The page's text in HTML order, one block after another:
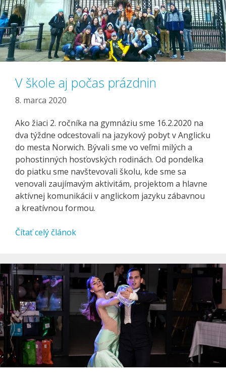
V škole aj počas prázdnin
8. marca 2020
Ako žiaci 2. ročníka na gymnáziu sme 16.2.2020 na
dva týždne odcestovali na jazykový pobyt v Anglicku
do mesta Norwich. Bývali sme vo veľmi milých a
pohostinných hosťovských rodinách. Od pondelka
do piatku sme navštevovali školu, kde sme sa
venovali zaujímavým aktivitám, projektom a hlavne
aktívnej komunikácii v anglickom jazyku zábavnou
a kreatívnou formou.
Čítať celý článok